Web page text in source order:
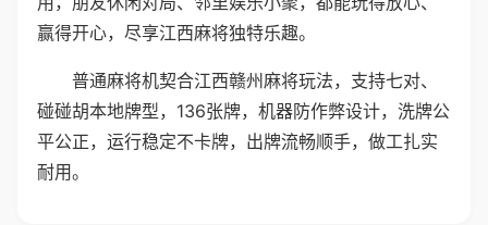
赢得开心，尽享江西麻将独特乐趣。
普通麻将机契合江西赣州麻将玩法，支持七对、
碰碰胡本地牌型，136张牌，机器防作弊设计，洗牌公
平公正，运行稳定不卡牌，出牌流畅顺手，做工扎实
耐用。